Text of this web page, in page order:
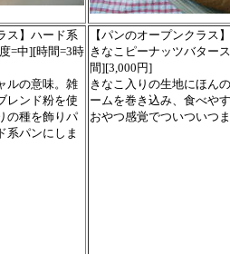
ス】ハード系
=中][時間=3時
ルの意味。雑
レンド粉を使
の種を飾りパ
系パンにしま
【パンのオープンクラス
きなこピーナッツバター
間][3,000円]
きなこ入りの生地にほん
ームを巻き込み、食べや
おやつ感覚でついついつ